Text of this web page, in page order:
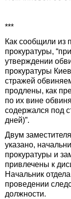
***
Как сообщили из
прокуратуры,
утверждении
прокуратуры
стражей
продлены, как
по их вине
содержался под
дней)”.
Двум
указано,
прокуратуры и
привлечены к
Начальник
проведении
должности.